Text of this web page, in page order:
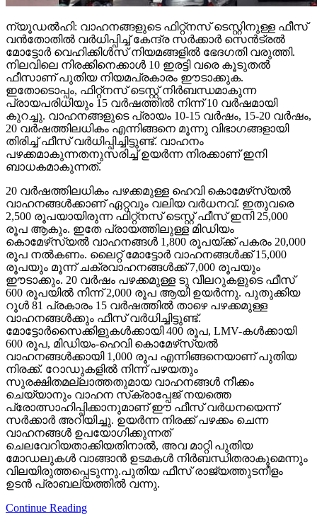
ന്യൂഡല്‍ഹി: വാഹനങ്ങളുടെ ഫിറ്റ്‌നസ് ടെസ്റ്റിനുള്ള ഫീസ്
വന്‍തോതില്‍ വര്‍ധിപ്പിച്ച് കേന്ദ്ര സര്‍ക്കാര്‍ സെന്‍ട്രല്‍
മോട്ടോര്‍ വെഹിക്കിള്‍സ് നിയമങ്ങളില്‍ ഭേദഗതി വരുത്തി.
നിലവിലെ നിരക്കിനെക്കാള്‍ 10 ഇരട്ടി വരെ കൂടുതല്‍
ഫീസാണ് പുതിയ നിയമപ്രകാരം ഈടാക്കുക.
ഇതോടൊപ്പം, ഫിറ്റ്‌നസ് ടെസ്റ്റ് നിര്‍ബന്ധമാകുന്ന
പ്രായപരിധിയും 15 വര്‍ഷത്തില്‍ നിന്ന് 10 വര്‍ഷമായി
കുറച്ചു. വാഹനങ്ങളുടെ പ്രായം 10-15 വര്‍ഷം, 15-20 വര്‍ഷം,
20 വര്‍ഷത്തിലധികം എന്നിങ്ങനെ മൂന്നു വിഭാഗങ്ങളായി
തിരിച്ച് ഫീസ് വര്‍ധിപ്പിച്ചിട്ടുണ്ട്. വാഹനം
പഴക്കമാകുന്നതനുസരിച്ച് ഉയര്‍ന്ന നിരക്കാണ് ഇനി
ബാധകമാകുന്നത്.
20 വര്‍ഷത്തിലധികം പഴക്കമുള്ള ഹെവി കൊമേഴ്‌സ്യല്‍
വാഹനങ്ങള്‍ക്കാണ് ഏറ്റവും വലിയ വര്‍ധനവ്. ഇതുവരെ
2,500 രൂപയായിരുന്ന ഫിറ്റ്‌നസ് ടെസ്റ്റ് ഫീസ് ഇനി 25,000
രൂപ ആകും. ഇതേ പ്രായത്തിലുള്ള മിഡിയം
കൊമേഴ്‌സ്യല്‍ വാഹനങ്ങള്‍ 1,800 രൂപയ്ക്ക് പകരം 20,000
രൂപ നല്‍കണം. ലൈറ്റ് മോട്ടോര്‍ വാഹനങ്ങള്‍ക്ക് 15,000
രൂപയും മൂന്ന് ചക്രവാഹനങ്ങള്‍ക്ക് 7,000 രൂപയും
ഈടാക്കും. 20 വര്‍ഷം പഴക്കമുള്ള ടു വീലറുകളുടെ ഫീസ്
600 രൂപയില്‍ നിന്ന് 2,000 രൂപ ആയി ഉയര്‍ന്നു. പുതുക്കിയ
റൂള്‍ 81 പ്രകാരം 15 വര്‍ഷത്തില്‍ താഴെ പഴക്കമുള്ള
വാഹനങ്ങള്‍ക്കും ഫീസ് വര്‍ധിച്ചിട്ടുണ്ട്.
മോട്ടോര്‍സൈക്കിളുകള്‍ക്കായി 400 രൂപ, LMV-കള്‍ക്കായി
600 രൂപ, മിഡിയം-ഹെവി കൊമേഴ്‌സ്യല്‍
വാഹനങ്ങള്‍ക്കായി 1,000 രൂപ എന്നിങ്ങനെയാണ് പുതിയ
നിരക്ക്. റോഡുകളില്‍ നിന്ന് പഴയതും
സുരക്ഷിതമല്ലാത്തതുമായ വാഹനങ്ങള്‍ നീക്കം
ചെയ്യാനും വാഹന സ്‌ക്രാപ്പേജ് നയത്തെ
പ്രോത്സാഹിപ്പിക്കാനുമാണ് ഈ ഫീസ് വര്‍ധനയെന്ന്
സര്‍ക്കാര്‍ അറിയിച്ചു. ഉയര്‍ന്ന നിരക്ക് പഴക്കം ചെന്ന
വാഹനങ്ങള്‍ ഉപയോഗിക്കുന്നത്
ചെലവേറിയതാക്കിയതിനാല്‍, അവ മാറ്റി പുതിയ
മോഡലുകള്‍ വാങ്ങാന്‍ ഉടമകള്‍ നിര്‍ബന്ധിതരാകുമെന്നും
വിലയിരുത്തപ്പെടുന്നു.പുതിയ ഫീസ് രാജ്യത്തുടനീളം
ഉടന്‍ പ്രാബല്യത്തില്‍ വന്നു.
Continue Reading